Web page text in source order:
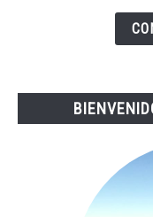
Steps